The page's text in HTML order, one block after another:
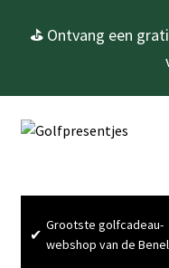
⛳ Ontvang een
Ga
navigatie
Ga
inhoud
Golfcadeau’s
✔
Grootste golfcadeau-
webshop van de